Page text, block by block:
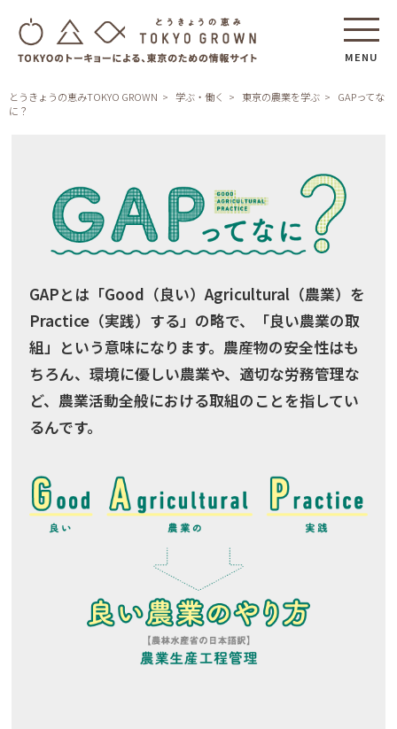
MENU
とうきょうの恵みTOKYO GROWN 学ぶ・働く 東京の農業を学ぶ
GAPってな
に？
GAPとは「Good（良い）Agricultural（農業）を
Practice（実践）する」の略で、「良い農業の取
組」という意味になります。農産物の安全性はも
ちろん、環境に優しい農業や、適切な労務管理な
ど、農業活動全般における取組のことを指してい
るんです。